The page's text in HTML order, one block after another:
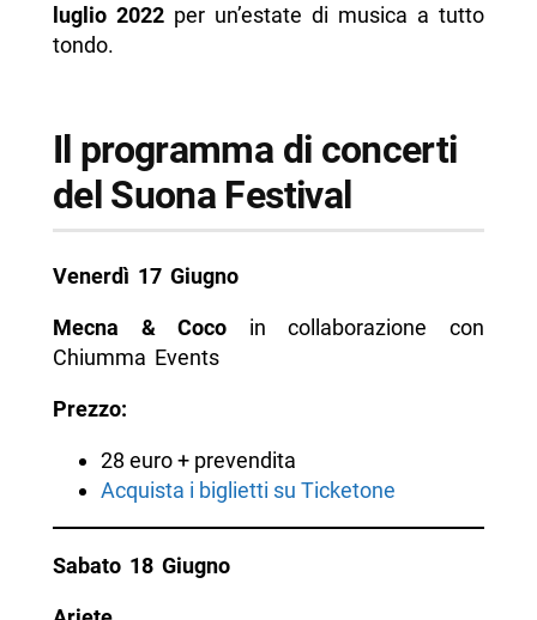
luglio 2022per un’estate di musica a tutto
tondo.
Il programma di concerti
del Suona Festival
Venerdì 17 Giugno
Mecna & Coco in collaborazione con
Chiumma Events
Prezzo:
28 euro + prevendita
Acquista i biglietti su Ticketone
Sabato 18 Giugno